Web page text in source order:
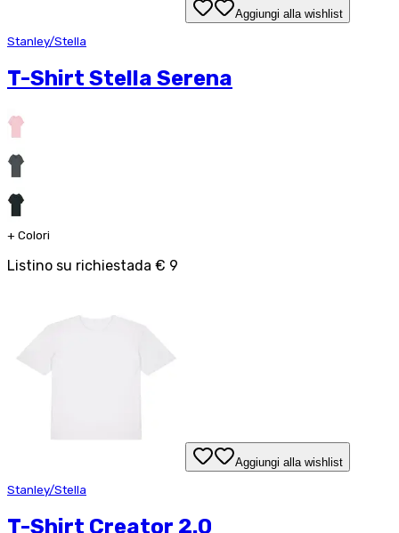
Aggiungi alla wishlist
Stanley/Stella
T-Shirt Stella Serena
+ Colori
Listino su richiestada € 9
Aggiungi alla wishlist
Stanley/Stella
T-Shirt Creator 2.0